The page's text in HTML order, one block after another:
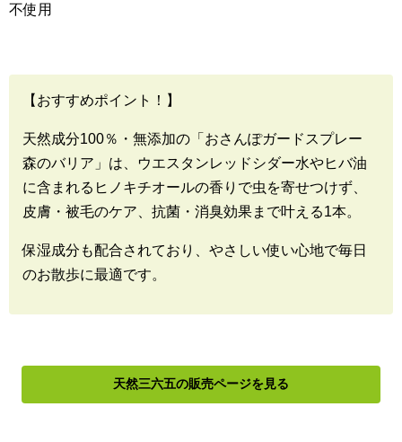
不使用
【おすすめポイント！】
天然成分100％・無添加の「おさんぽガードスプレー
森のバリア」は、ウエスタンレッドシダー水やヒバ油
に含まれるヒノキチオールの香りで虫を寄せつけず、
皮膚・被毛のケア、抗菌・消臭効果まで叶える1本。
保湿成分も配合されており、やさしい使い心地で毎日
のお散歩に最適です。
天然三六五の販売ページを見る